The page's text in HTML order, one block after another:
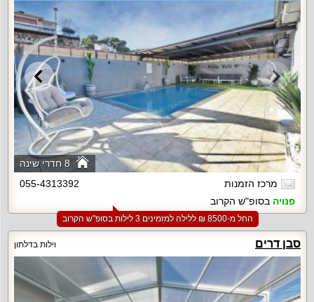
8 חדרי שינה
מרכז הזמנות
055-4313392
פנויה בסופ"ש הקרוב
החל מ-‏8500 ₪ ללילה למזמינים 3 לילות בסופ"ש הקרוב
סבן דרים וילות בדלתון